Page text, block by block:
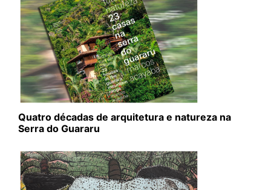
Quatro décadas de arquitetura e natureza na
Serra do Guararu